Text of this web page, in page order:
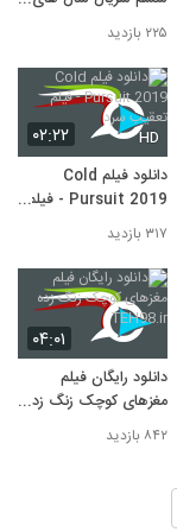
دور از خانه
۲۲۵ بازدید
۰۲:۲۲ HD
دانلود فیلم Cold
Pursuit 2019 - فیلم
تعقیب سرد
۳۱۷ بازدید
۰۴:۰۱
دانلود رایگان فیلم
مغزهای کوچک زنگ زده
TEH98.ir
۸۴۲ بازدید